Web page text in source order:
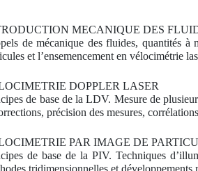
MECANIQUE DES
de mécanique des fluides, quantités à
et l’ensemencement en vélocimétrie
DOPPLER LASER
de base de la LDV. Mesure de
précision des mesures,
PAR IMAGE DE
de base de la PIV. Techniques
tridimensionnelles et développements